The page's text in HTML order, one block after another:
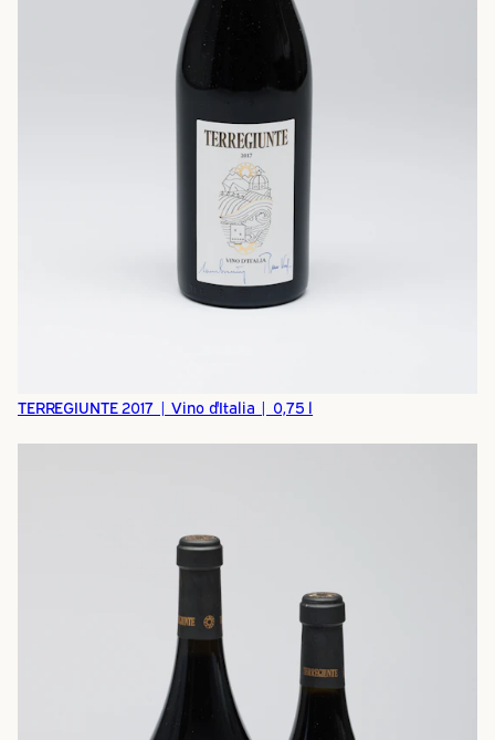
TERREGIUNTE 2017 | Vino d'Italia | 0,75 l